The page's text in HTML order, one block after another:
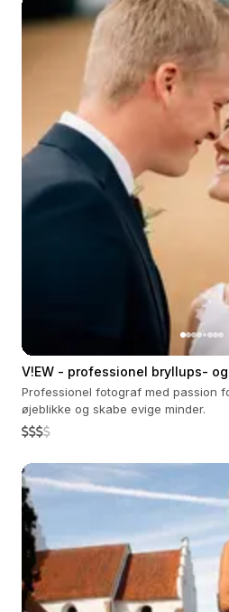
V!EW - professionel bryllups-
Professionel fotograf med passion
øjeblikke og skabe evige minder.